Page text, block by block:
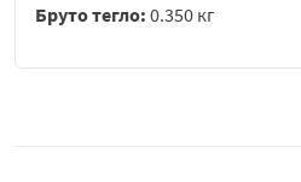
Бруто тегло: 0.350 кг